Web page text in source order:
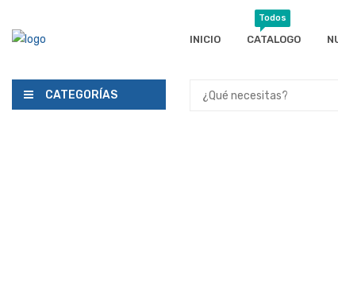
INICIO
Todos
CATALOGO
CATEGORÍAS